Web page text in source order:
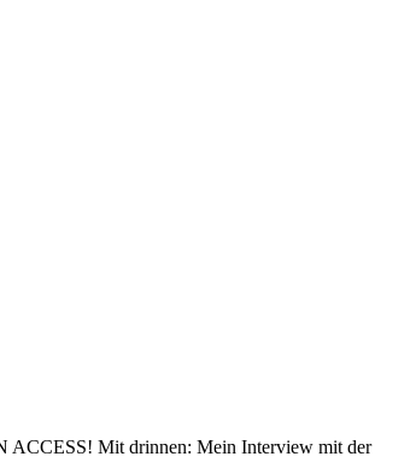
ACCESS! Mit drinnen: Mein Interview mit der